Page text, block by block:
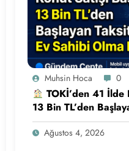
Muhsin Hoca 0
TOKİ’den 41 İlde
13 Bin TL’den
Sahibi Olma Fırsatı
Ağustos 4, 2026